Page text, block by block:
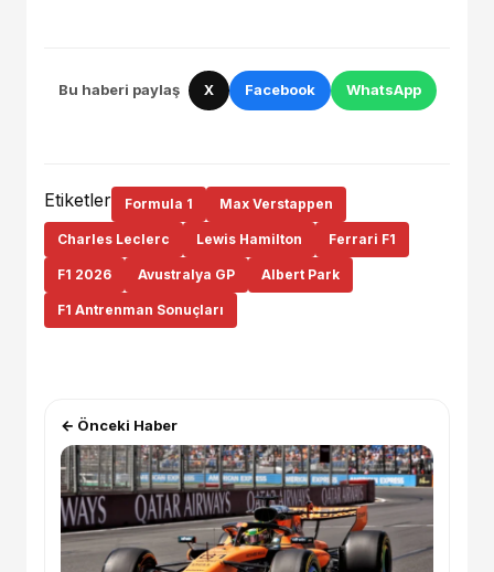
Bu haberi paylaş X Facebook WhatsApp
Etiketler Formula 1 Max Verstappen
Charles Leclerc Lewis Hamilton Ferrari F1
F1 2026 Avustralya GP Albert Park
F1 Antrenman Sonuçları
← Önceki Haber